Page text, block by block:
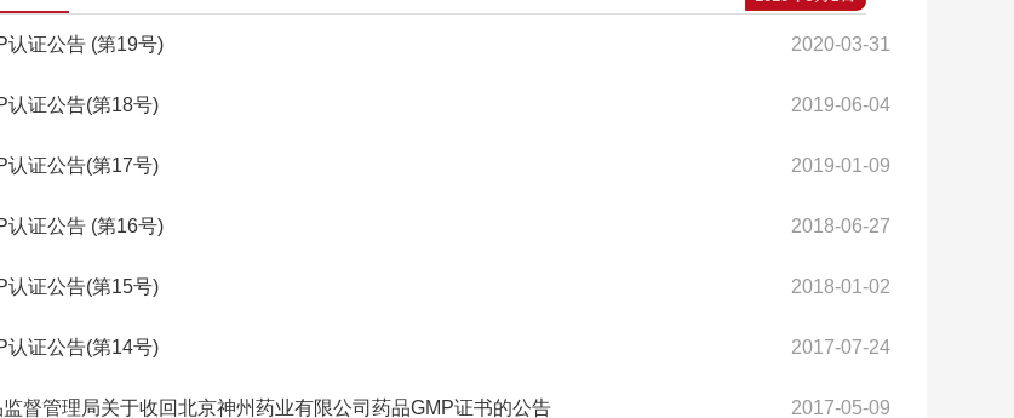
认证公告 (第19号) 2020-03-31
认证公告(第18号) 2019-06-04
认证公告(第17号) 2019-01-09
认证公告 (第16号) 2018-06-27
认证公告(第15号) 2018-01-02
认证公告(第14号) 2017-07-24
督管理局关于收回北京神州药业有限公司药品GMP证书的公告 2017-05-09